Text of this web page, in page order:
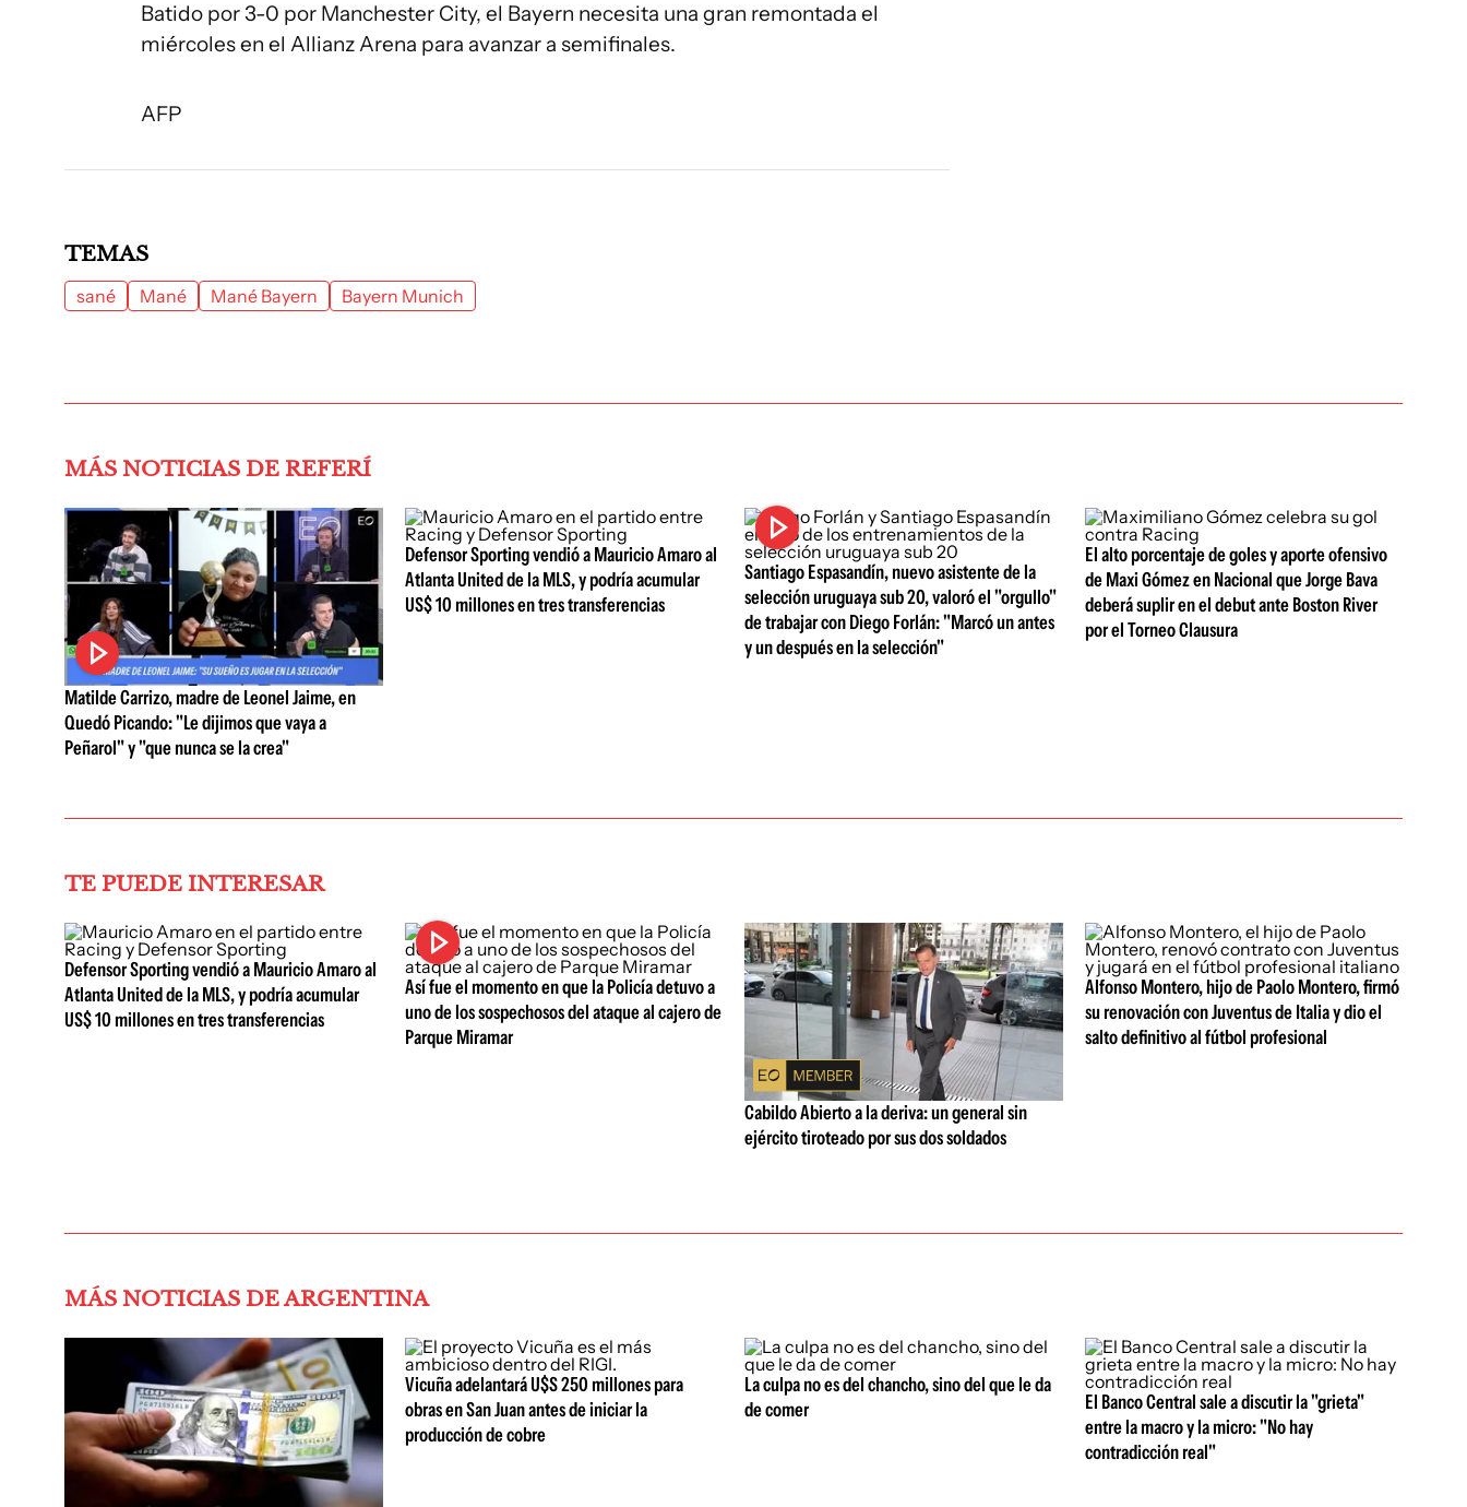
Batido por 3-0 por Manchester City, el Bayern necesita una gran remontada el
miércoles en el Allianz Arena para avanzar a semifinales.
AFP
TEMAS
sané Mané Mané Bayern Bayern Munich
MÁS NOTICIAS DE REFERÍ
Matilde Carrizo, madre de Leonel Jaime, en
Quedó Picando: "Le dijimos que vaya a
Peñarol" y "que nunca se la crea"
Defensor Sporting vendió a Mauricio Amaro al
Atlanta United de la MLS, y podría acumular
US$ 10 millones en tres transferencias
Santiago Espasandín, nuevo asistente de la
selección uruguaya sub 20, valoró el "orgullo"
de trabajar con Diego Forlán: "Marcó un antes
y un después en la selección"
El alto porcentaje de goles y aporte ofensivo
de Maxi Gómez en Nacional que Jorge Bava
deberá suplir en el debut ante Boston River
por el Torneo Clausura
TE PUEDE INTERESAR
Defensor Sporting vendió a Mauricio Amaro al
Atlanta United de la MLS, y podría acumular
US$ 10 millones en tres transferencias
Así fue el momento en que la Policía detuvo a
uno de los sospechosos del ataque al cajero de
Parque Miramar
Cabildo Abierto a la deriva: un general sin
ejército tiroteado por sus dos soldados
Alfonso Montero, hijo de Paolo Montero, firmó
su renovación con Juventus de Italia y dio el
salto definitivo al fútbol profesional
MÁS NOTICIAS DE ARGENTINA
Vicuña adelantará U$S 250 millones para
obras en San Juan antes de iniciar la
producción de cobre
La culpa no es del chancho, sino del que le da
de comer
El Banco Central sale a discutir la "grieta"
entre la macro y la micro: "No hay
contradicción real"